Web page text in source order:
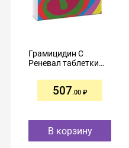
Грамицидин С
Реневал таблетки
507.00
В корзину